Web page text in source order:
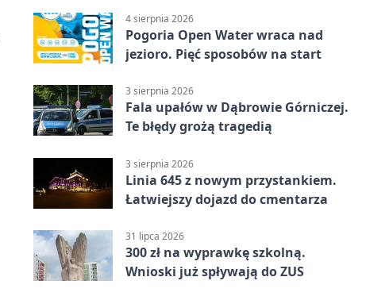
4 sierpnia 2026
Pogoria Open Water wraca nad
jezioro. Pięć sposobów na start
3 sierpnia 2026
Fala upałów w Dąbrowie Górniczej.
Te błędy grożą tragedią
3 sierpnia 2026
Linia 645 z nowym przystankiem.
Łatwiejszy dojazd do cmentarza
31 lipca 2026
300 zł na wyprawkę szkolną.
Wnioski już spływają do ZUS